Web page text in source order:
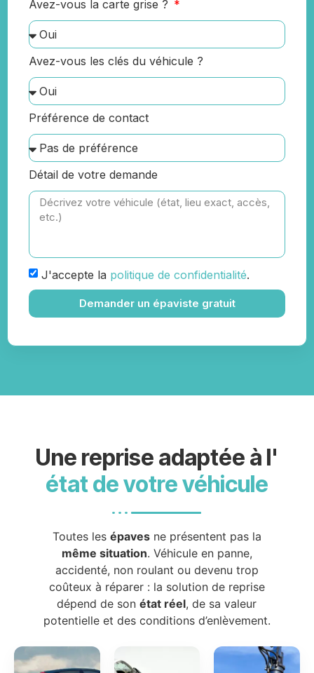
Avez-vous la carte grise ?
Avez-vous les clés du véhicule ?
Préférence de contact
Détail de votre demande
J'accepte la politique de confidentialité.
Demander un épaviste gratuit
Une reprise adaptée à l'
état de votre véhicule
Toutes les épavesne présentent pas la
même situation. Véhicule en panne,
accidenté, non roulant ou devenu trop
coûteux à réparer : la solution de reprise
dépend de sonétat réel, de sa valeur
potentielle et des conditions d’enlèvement.